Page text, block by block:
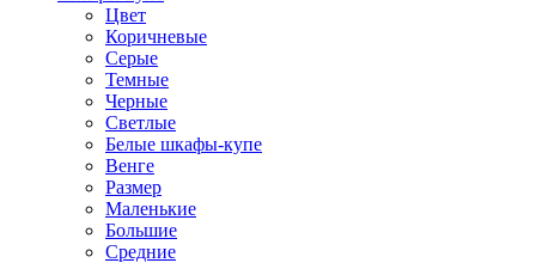
Цвет
Коричневые
Серые
Темные
Черные
Светлые
Белые шкафы-купе
Венге
Размер
Маленькие
Большие
Средние